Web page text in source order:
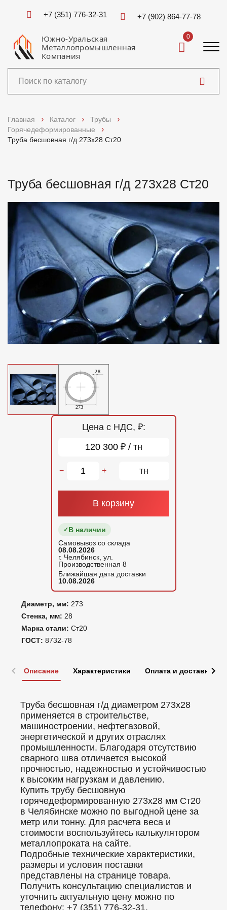
+7 (351) 776-32-31 +7 (902) 864-77-78
Южно-Уральская
Металлопромышленная
Компания
0
Услуги
Доставка и оплата
О компании
Отзывы
Контакты
Главная Каталог
Трубы
Горячедеформированные
Труба бесшовная г/д 273х28 Ст20
Труба бесшовная г/д 273х28 Ст20
Диаметр, мм: 273
Стенка, мм: 28
Марка стали: Ст20
ГОСТ: 8732-78
Цена с НДС, ₽:
120 300 ₽ / тн
− + тн
В корзину
В наличии
Самовывоз со склада
08.08.2026
г. Челябинск, ул.
Производственная 8
Ближайшая дата доставки
10.08.2026
Описание Характеристики Оплата и доставка
Труба бесшовная г/д диаметром 273x28
применяется в строительстве,
машиностроении, нефтегазовой,
энергетической и других отраслях
промышленности. Благодаря отсутствию
сварного шва отличается высокой
прочностью, надежностью и устойчивостью
к высоким нагрузкам и давлению.
Купить трубу бесшовную
горячедеформированную 273x28 мм Ст20
в Челябинске можно по выгодной цене за
метр или тонну. Для расчета веса и
стоимости воспользуйтесь калькулятором
металлопроката на сайте.
Подробные технические характеристики,
размеры и условия поставки
представлены на странице товара.
Получить консультацию специалистов и
уточнить актуальную цену можно по
телефону: +7 (351) 776-32-31.